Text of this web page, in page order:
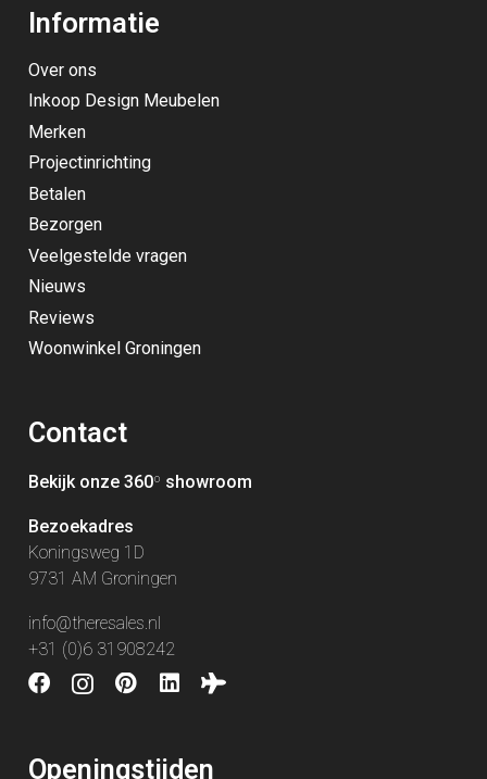
Informatie
Over ons
Inkoop Design Meubelen
Merken
Projectinrichting
Betalen
Bezorgen
Veelgestelde vragen
Nieuws
Reviews
Woonwinkel Groningen
Contact
Bekijk onze 360º showroom
Bezoekadres
Koningsweg 1D
9731 AM Groningen
info@theresales.nl
+31 (0)6 31908242
Openingstijden